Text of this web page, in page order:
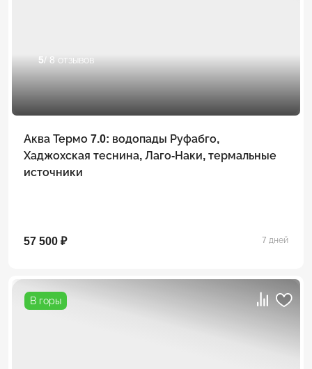
5/ 8 отзывов
Аква Термо 7.0: водопады Руфабго,
Хаджохская теснина, Лаго-Наки, термальные
источники
57 500 ₽ 7 дней
В горы